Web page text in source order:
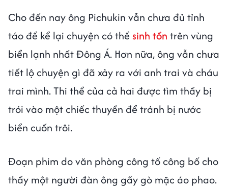
Cho đến nay ông Pichukin vẫn chưa đủ tỉnh
táo để kể lại chuyện có thể sinh tồn trên vùng
biển lạnh nhất Đông Á. Hơn nữa, ông vẫn chưa
tiết lộ chuyện gì đã xảy ra với anh trai và cháu
trai mình. Thi thể của cả hai được tìm thấy bị
trói vào một chiếc thuyền để tránh bị nước
biển cuốn trôi.
Đoạn phim do văn phòng công tố công bố cho
thấy một người đàn ông gầy gò mặc áo phao.